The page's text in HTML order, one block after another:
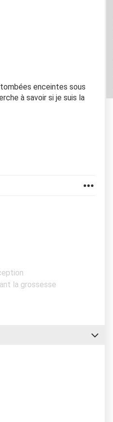
enceintes sous
à savoir si je suis la
la grossesse